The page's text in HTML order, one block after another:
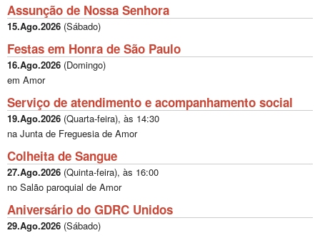
Assunção de Nossa Senhora
15.Ago.2026 (Sábado)
Festas em Honra de São Paulo
16.Ago.2026 (Domingo)
em Amor
Serviço de atendimento e acompanhamento social
19.Ago.2026 (Quarta-feira), às 14:30
na Junta de Freguesia de Amor
Colheita de Sangue
27.Ago.2026 (Quinta-feira), às 16:00
no Salão paroquial de Amor
Aniversário do GDRC Unidos
29.Ago.2026 (Sábado)